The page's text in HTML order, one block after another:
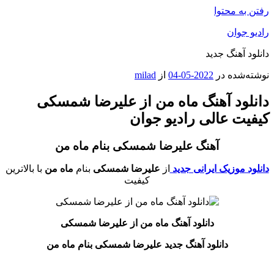
رفتن به محتوا
رادیو جوان
دانلود آهنگ جدید
نوشته‌شده در 2022-05-04 از milad
دانلود آهنگ ماه من از علیرضا شمسکی
کیفیت عالی رادیو جوان
آهنگ علیرضا شمسکی بنام ماه من
دانلود موزیک ایرانی جدید از علیرضا شمسکی بنام ماه من با بالاترین
کیفیت
دانلود آهنگ ماه من از علیرضا شمسکی
دانلود آهنگ جدید علیرضا شمسکی بنام ماه من